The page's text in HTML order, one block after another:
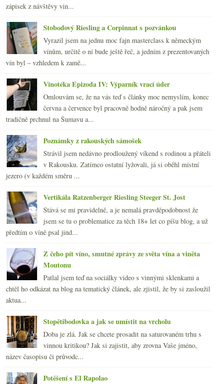
zápisek z návštěvy vin...
Stobodový Riesling a Corpinnat s pozvánkou
Vyrazil jsem na jednu moc fajn masterclass k německým
vínům, určitě o ní bude ještě řeč, a jedním z prezentovaných
vín byl – vzhledem k zamě...
Vinotéka Epizoda IV: Výparník vrací úder
Omlouvám se, že na vás teď s články moc nemyslím, konec
června a července byl pracovně hodně náročný a pak jsem
tradičně prchnul na Šumavu a...
Poznámky z rakouských sámošek
Strávil jsem nedávno prodloužený víkend s rodinou a přáteli
v Rakousku. Zatímco ostatní lyžovali, já si oběhl místní
jezero (v každém směru ...
Vertikála Ratzenberger Riesling Steeger St. Jost
Stává se mi pravidelně, a je nemalá pravděpodobnost že
jsem se tu o problematice za těch 18+ let co píšu blog, a už
předtím o víně psal jind...
Z čeho pít víno, smutné zprávy ze světa vína a viněta
Moutonu
Patlal jsem teď na sociálky video s vinnými sklenkami a
chtěl ho odkázat na blog na tematický článek, ale zjistil, že by si zasloužil
aktua...
Stopětibodovka a jak se umístit na vrcholu
Doba je zlá. Jak se chcete prosadit na saturovaném trhu s
vinnou kritikou? Jak si zajistit, aby zrovna Vaše jméno,
název časopisu či průvodc...
Potěšení s El Rapolao